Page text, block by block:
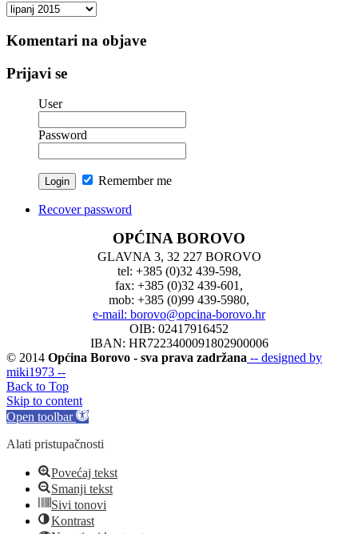
Arhiva
Komentari na objave
Prijavi se
User
Password
Remember me
Recover password
OPĆINA BOROVO
GLAVNA 3, 32 227 BOROVO
tel: +385 (0)32 439-598,
fax: +385 (0)32 439-601,
mob: +385 (0)99 439-5980,
e-mail: borovo@opcina-borovo.hr
OIB: 02417916452
IBAN: HR7223400091802900006
© 2014 Općina Borovo - sva prava zadržana -- designed by
miki1973 --
Back to Top
Skip to content
Open toolbar
Alati pristupačnosti
Povećaj tekst
Smanji tekst
Sivi tonovi
Kontrast